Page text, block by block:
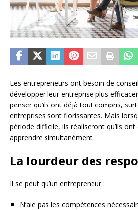
Les entrepreneurs ont besoin de
développer leur entreprise plus
penser qu’ils ont déjà tout compris,
entreprises sont florissantes. Mais
période difficile, ils réaliseront qu’ils
apprendre simultanément.
La lourdeur des
Il se peut qu’un entrepreneur :
N’aie pas les compétences